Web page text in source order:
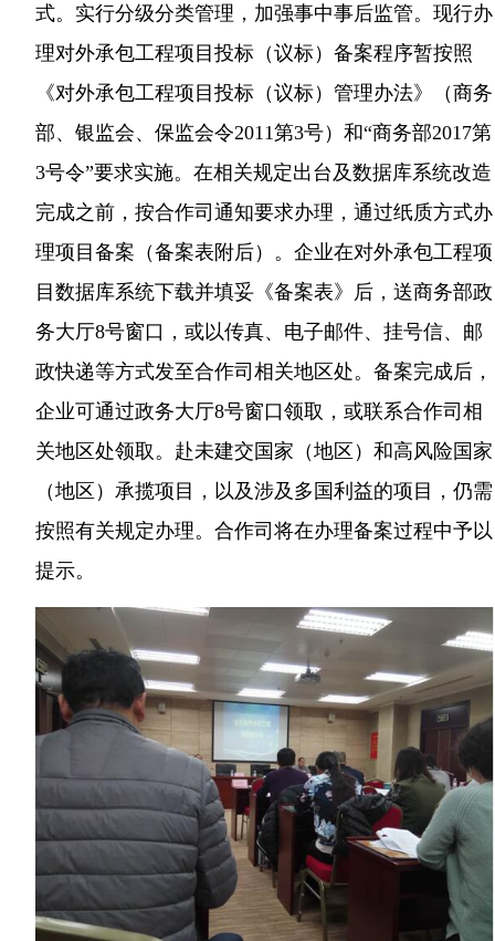
式。实行分级分类管理，加强事中事后监管。现行办
理对外承包工程项目投标（议标）备案程序暂按照
《对外承包工程项目投标（议标）管理办法》（商务
部、银监会、保监会令2011第3号）和“商务部2017第
3号令”要求实施。在相关规定出台及数据库系统改造
完成之前，按合作司通知要求办理，通过纸质方式办
理项目备案（备案表附后）。企业在对外承包工程项
目数据库系统下载并填妥《备案表》后，送商务部政
务大厅8号窗口，或以传真、电子邮件、挂号信、邮
政快递等方式发至合作司相关地区处。备案完成后，
企业可通过政务大厅8号窗口领取，或联系合作司相
关地区处领取。赴未建交国家（地区）和高风险国家
（地区）承揽项目，以及涉及多国利益的项目，仍需
按照有关规定办理。合作司将在办理备案过程中予以
提示。